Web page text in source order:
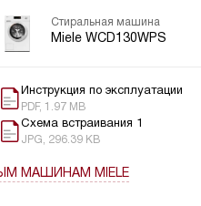
Стиральная машина
Miele WCD130WPS
Инструкция по эксплуатации
PDF, 1.97 MB
Схема встраивания 1
JPG, 296.39 KB
МАШИНАМ MIELE